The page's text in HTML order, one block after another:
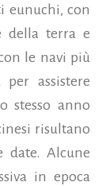
eunuchi, con
della terra e
le navi più
assistere
stesso anno
risultano
date. Alcune
in epoca